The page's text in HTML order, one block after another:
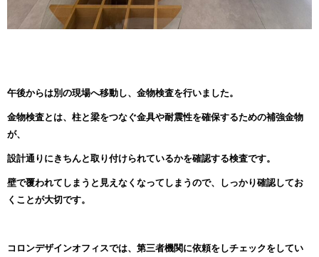
午後からは別の現場へ移動し、金物検査を行いました。
金物検査とは、柱と梁をつなぐ金具や耐震性を確保するための補強金物
が、
設計通りにきちんと取り付けられているかを確認する検査です。
壁で覆われてしまうと見えなくなってしまうので、しっかり確認してお
くことが大切です。
コロンデザインオフィスでは、第三者機関に依頼をしチェックをしてい